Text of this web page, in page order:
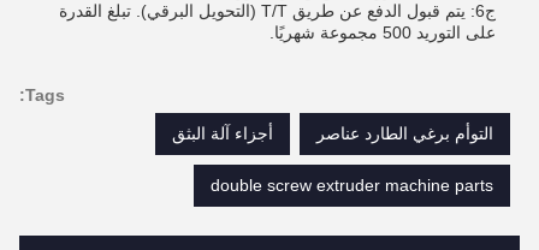
ج6: يتم قبول الدفع عن طريق T/T (التحويل البرقي). تبلغ القدرة
على التوريد 500 مجموعة شهريًا.
Tags:
التوأم برغي الطارد عناصر
أجزاء آلة البثق
double screw extruder machine parts